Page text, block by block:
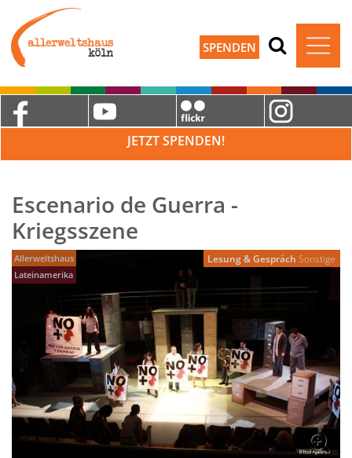
SPENDEN
JETZT SPENDEN!
Escenario de Guerra -
Kriegsszene
Allerweltshaus
Lateinamerika
Lesung & Gespräch Sonstige